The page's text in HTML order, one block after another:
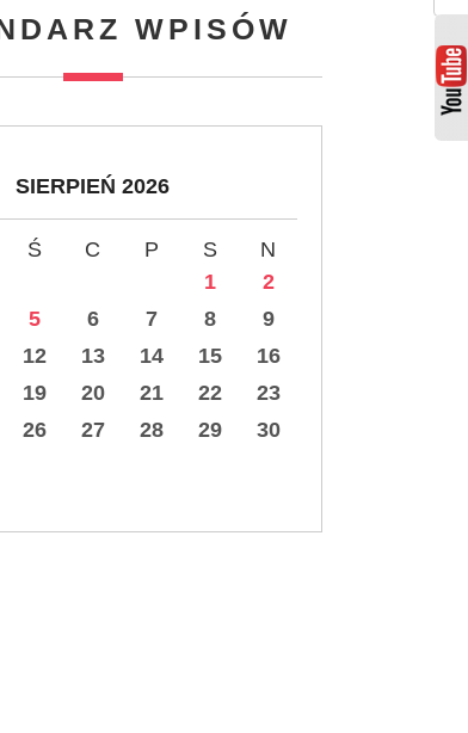
WPISÓW
SIERPIEŃ 2026
Ś C P S
N
1
2
5 6 7 8
9
12 13 14 15
16
19 20 21 22
23
26 27 28 29
30